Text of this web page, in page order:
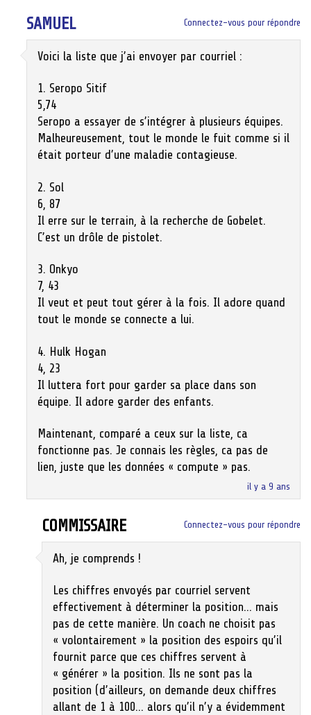
SAMUEL
il y a 9 ans
Voici la liste que j’ai envoyer par courriel :
1. Seropo Sitif
5,74
Seropo a essayer de s’intégrer à plusieurs équipes.
Malheureusement, tout le monde le fuit comme si il
était porteur d’une maladie contagieuse.
2. Sol
6, 87
Il erre sur le terrain, à la recherche de Gobelet.
C’est un drôle de pistolet.
3. Onkyo
7, 43
Il veut et peut tout gérer à la fois. Il adore quand
tout le monde se connecte a lui.
4. Hulk Hogan
4, 23
Il luttera fort pour garder sa place dans son
équipe. Il adore garder des enfants.
Maintenant, comparé a ceux sur la liste, ca
fonctionne pas. Je connais les règles, ca pas de
lien, juste que les données « compute » pas.
Connectez-vous pour répondre
COMMISSAIRE
Ah, je comprends !
Les chiffres envoyés par courriel servent
effectivement à déterminer la position… mais
pas de cette manière. Un coach ne choisit pas
« volontairement » la position des espoirs qu’il
fournit parce que ces chiffres servent à
« générer » la position. Ils ne sont pas la
position (d’ailleurs, on demande deux chiffres
allant de 1 à 100… alors qu’il n’y a évidemment
Connectez-vous pour répondre